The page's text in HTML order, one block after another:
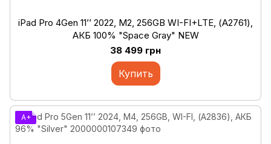
iPad Pro 4Gen 11’’ 2022, М2, 256GB WI-FI+LTE, (А2761),
АКБ 100% "Space Gray" NEW
38 499 грн
Купить
A+